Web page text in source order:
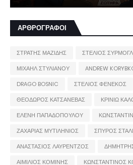
ΑΡΘΡΟΓΡΑΦΟΙ
ΣΤΡΑΤΗΣ ΜΑΖΙΔΗΣ ΣΤΕΛΙΟΣ
ΜΙΧΑΗΛ ΣΤΥΛΙΑΝΟΥ
ANDREW
DRAGO BOSNIC
ΣΤΕΛΙΟΣ ΦΕΝΕΚΟΣ
ΘΕΟΔΩΡΟΣ ΚΑΤΣΑΝΕΒΑΣ
ΚΡΙΝΙΩ
ΕΛΕΝΗ ΠΑΠΑΔΟΠΟΥΛΟΥ
ΖΑΧΑΡΙΑΣ ΜΥΤΙΛΗΝΙΟΣ
ΣΠΥΡΟΣ
ΑΝΑΣΤΑΣΙΟΣ ΛΑΥΡΕΝΤΖΟΣ
ΑΙΜΙΛΙΟΣ ΚΟΜΙΝΗΣ
ΚΩΝΣΤΑΝΤΙΝΟΣ